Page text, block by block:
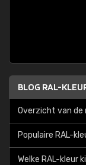
BLOG RAL-
Overzicht van de
Populaire RAL-
Welke RAL-kleur